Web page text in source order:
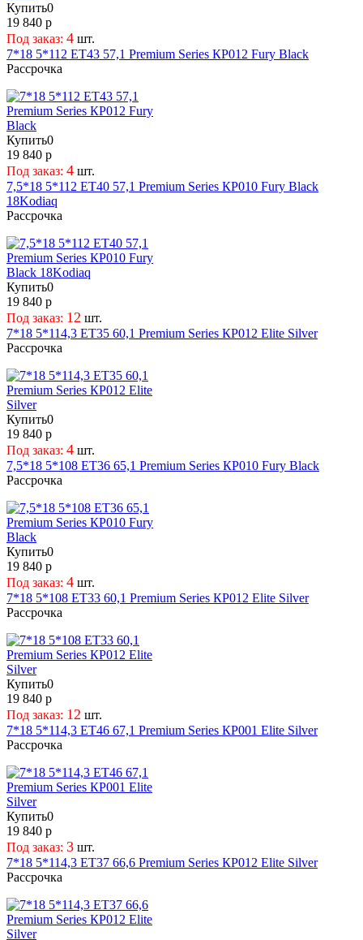
Купить0
19 840 р
Под заказ: 4 шт.
7*18 5*112 ET43 57,1 Premium Series КР012 Fury Black
Рассрочка
Купить0
19 840 р
Под заказ: 4 шт.
7,5*18 5*112 ET40 57,1 Premium Series КР010 Fury Black
18Kodiaq
Рассрочка
Купить0
19 840 р
Под заказ: 12 шт.
7*18 5*114,3 ET35 60,1 Premium Series КР012 Elite Silver
Рассрочка
Купить0
19 840 р
Под заказ: 4 шт.
7,5*18 5*108 ET36 65,1 Premium Series КР010 Fury Black
Рассрочка
Купить0
19 840 р
Под заказ: 4 шт.
7*18 5*108 ET33 60,1 Premium Series КР012 Elite Silver
Рассрочка
Купить0
19 840 р
Под заказ: 12 шт.
7*18 5*114,3 ET46 67,1 Premium Series КР001 Elite Silver
Рассрочка
Купить0
19 840 р
Под заказ: 3 шт.
7*18 5*114,3 ET37 66,6 Premium Series КР012 Elite Silver
Рассрочка